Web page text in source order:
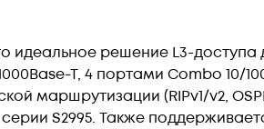
идеальное решение L3-
T, 4 портами Combo 10/
маршрутизации (RIPv1/v2,
S2995. Также